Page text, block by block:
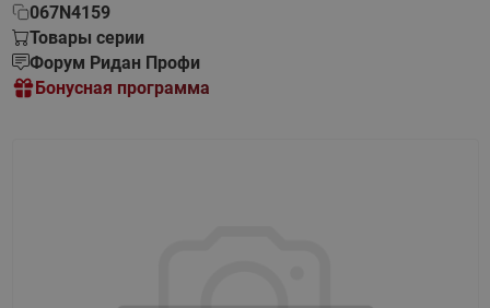
067N4159
Товары серии
Форум Ридан Профи
Бонусная программа